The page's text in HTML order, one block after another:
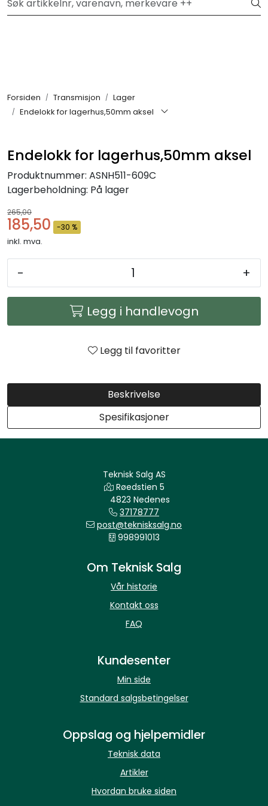
Skip to main content Hei, velkommen inn!
Forsiden Transmisjon
Lager
Endelokk for lagerhus,50mm aksel
Endelokk for lagerhus,50mm aksel
Produktnummer: ASNH511-609C
Lagerbeholdning: På lager
265,00
185,50 -30 %
inkl. mva.
- +
Legg i handlevogn
Legg til favoritter
Beskrivelse
Spesifikasjoner
Teknisk Salg AS
Røedstien 5
4823 Nedenes
37178777
post@teknisksalg.no
998991013
Om Teknisk Salg
Vår historie
Kontakt oss
FAQ
Kundesenter
Min side
Standard salgsbetingelser
Oppslag og hjelpemidler
Teknisk data
Artikler
Hvordan bruke siden
Kjemikalier
Smøremidler
Transmisjon
Verktøy & Forbruksmateriell
Verneutstyr
Kontor og kantineprodukter